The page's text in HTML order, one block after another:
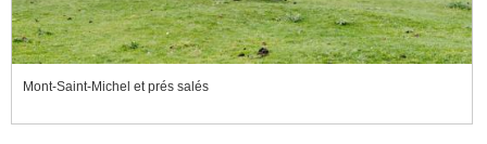
Mont-Saint-Michel et prés salés